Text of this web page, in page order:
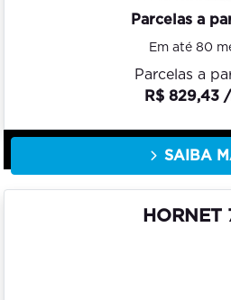
Parcelas a
Em até 80
Parcelas a
R$ 829,43
SAIBA
HORNET